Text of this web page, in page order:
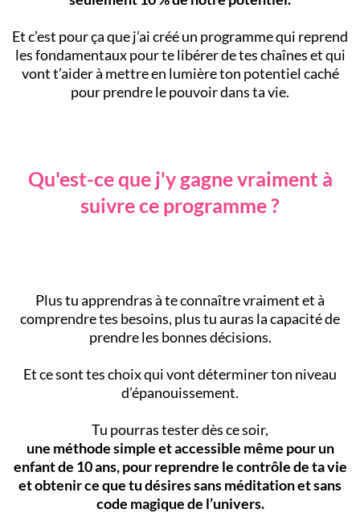
Et c’est pour ça que j’ai créé un programme qui reprend
les fondamentaux pour te libérer de tes chaînes et qui
vont t’aider à mettre en lumière ton potentiel caché
pour prendre le pouvoir dans ta vie.
Qu'est-ce que j'y gagne vraiment à
suivre ce programme ?
Plus tu apprendras à te connaître vraiment et à
comprendre tes besoins, plus tu auras la capacité de
prendre les bonnes décisions.
Et ce sont tes choix qui vont déterminer ton niveau
d’épanouissement.
Tu pourras tester dès ce soir,
une méthode simple et accessible même pour un
enfant de 10 ans, pour reprendre le contrôle de ta vie
et obtenir ce que tu désires sans méditation et sans
code magique de l’univers.